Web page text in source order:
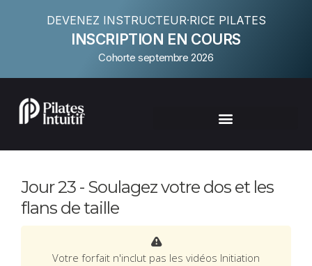
DEVENEZ INSTRUCTEUR·RICE PILATES
INSCRIPTION EN COURS
Cohorte septembre 2026
Jour 23 - Soulagez votre dos et les
flans de taille
Votre forfait n'inclut pas les vidéos Initiation